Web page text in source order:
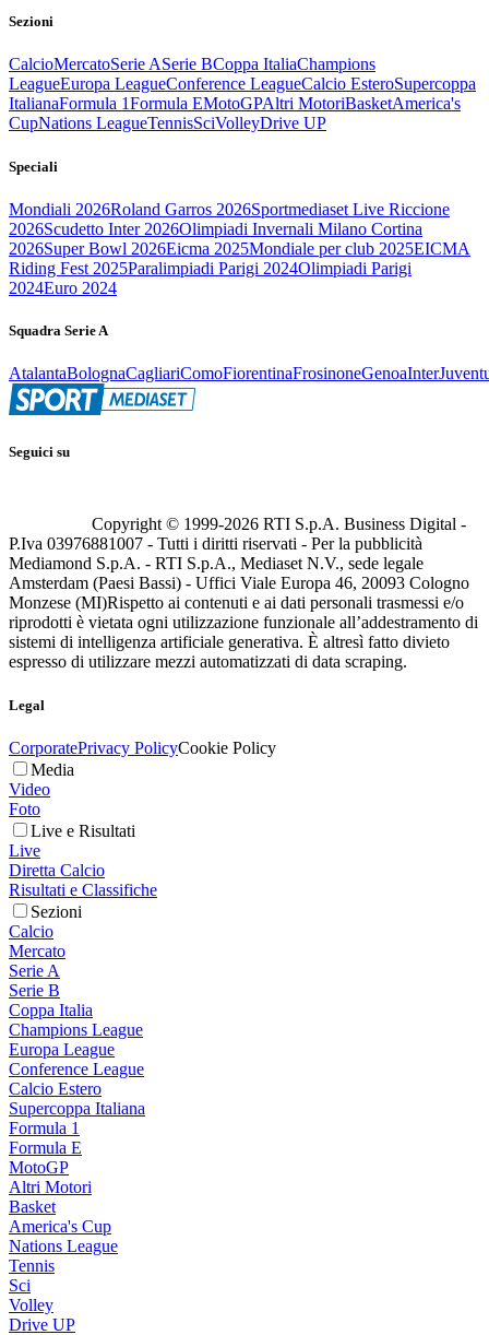
Sezioni
CalcioMercatoSerie ASerie BCoppa ItaliaChampions
LeagueEuropa LeagueConference LeagueCalcio EsteroSupercoppa
ItalianaFormula 1Formula EMotoGPAltri MotoriBasketAmerica's
CupNations LeagueTennisSciVolleyDrive UP
Speciali
Mondiali 2026Roland Garros 2026Sportmediaset Live Riccione
2026Scudetto Inter 2026Olimpiadi Invernali Milano Cortina
2026Super Bowl 2026Eicma 2025Mondiale per club 2025EICMA
Riding Fest 2025Paralimpiadi Parigi 2024Olimpiadi Parigi
2024Euro 2024
Squadra Serie A
AtalantaBolognaCagliariComoFiorentinaFrosinoneGenoaInter
Seguici su
Copyright © 1999-2026 RTI S.p.A. Business Digital -
P.Iva 03976881007 - Tutti i diritti riservati - Per la pubblicità
Mediamond S.p.A. - RTI S.p.A., Mediaset N.V., sede legale
Amsterdam (Paesi Bassi) - Uffici Viale Europa 46, 20093 Cologno
Monzese (MI)Rispetto ai contenuti e ai dati personali trasmessi e/o
riprodotti è vietata ogni utilizzazione funzionale all’addestramento di
sistemi di intelligenza artificiale generativa. È altresì fatto divieto
espresso di utilizzare mezzi automatizzati di data scraping.
Legal
CorporatePrivacy PolicyCookie Policy
Media
Video
Foto
Live e Risultati
Live
Diretta Calcio
Risultati e Classifiche
Sezioni
Calcio
Mercato
Serie A
Serie B
Coppa Italia
Champions League
Europa League
Conference League
Calcio Estero
Supercoppa Italiana
Formula 1
Formula E
MotoGP
Altri Motori
Basket
America's Cup
Nations League
Tennis
Sci
Volley
Drive UP